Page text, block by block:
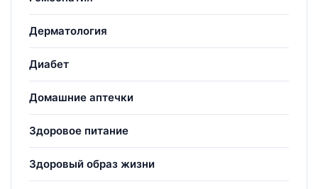
Дерматология
Диабет
Домашние аптечки
Здоровое питание
Здоровый образ жизни